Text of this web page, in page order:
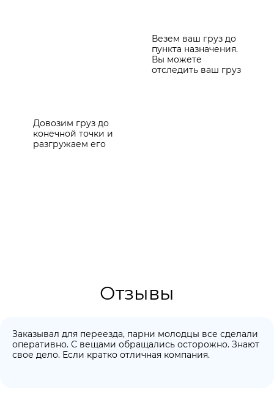
Везем ваш груз до
пункта назначения.
Вы можете
отследить ваш груз
Довозим груз до
конечной точки и
разгружаем его
Отзывы
Заказывал для переезда, парни молодцы все сделали
оперативно. С вещами обращались осторожно. Знают
свое дело. Если кратко отличная компания.